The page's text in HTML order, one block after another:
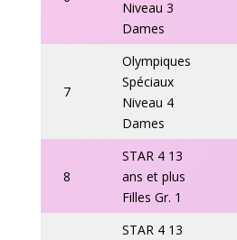
Niveau 3
Dames
7
Olympiques
Spéciaux
Niveau 4
Dames
8
STAR 4 13
ans et plus
Filles Gr. 1
STAR 4 13